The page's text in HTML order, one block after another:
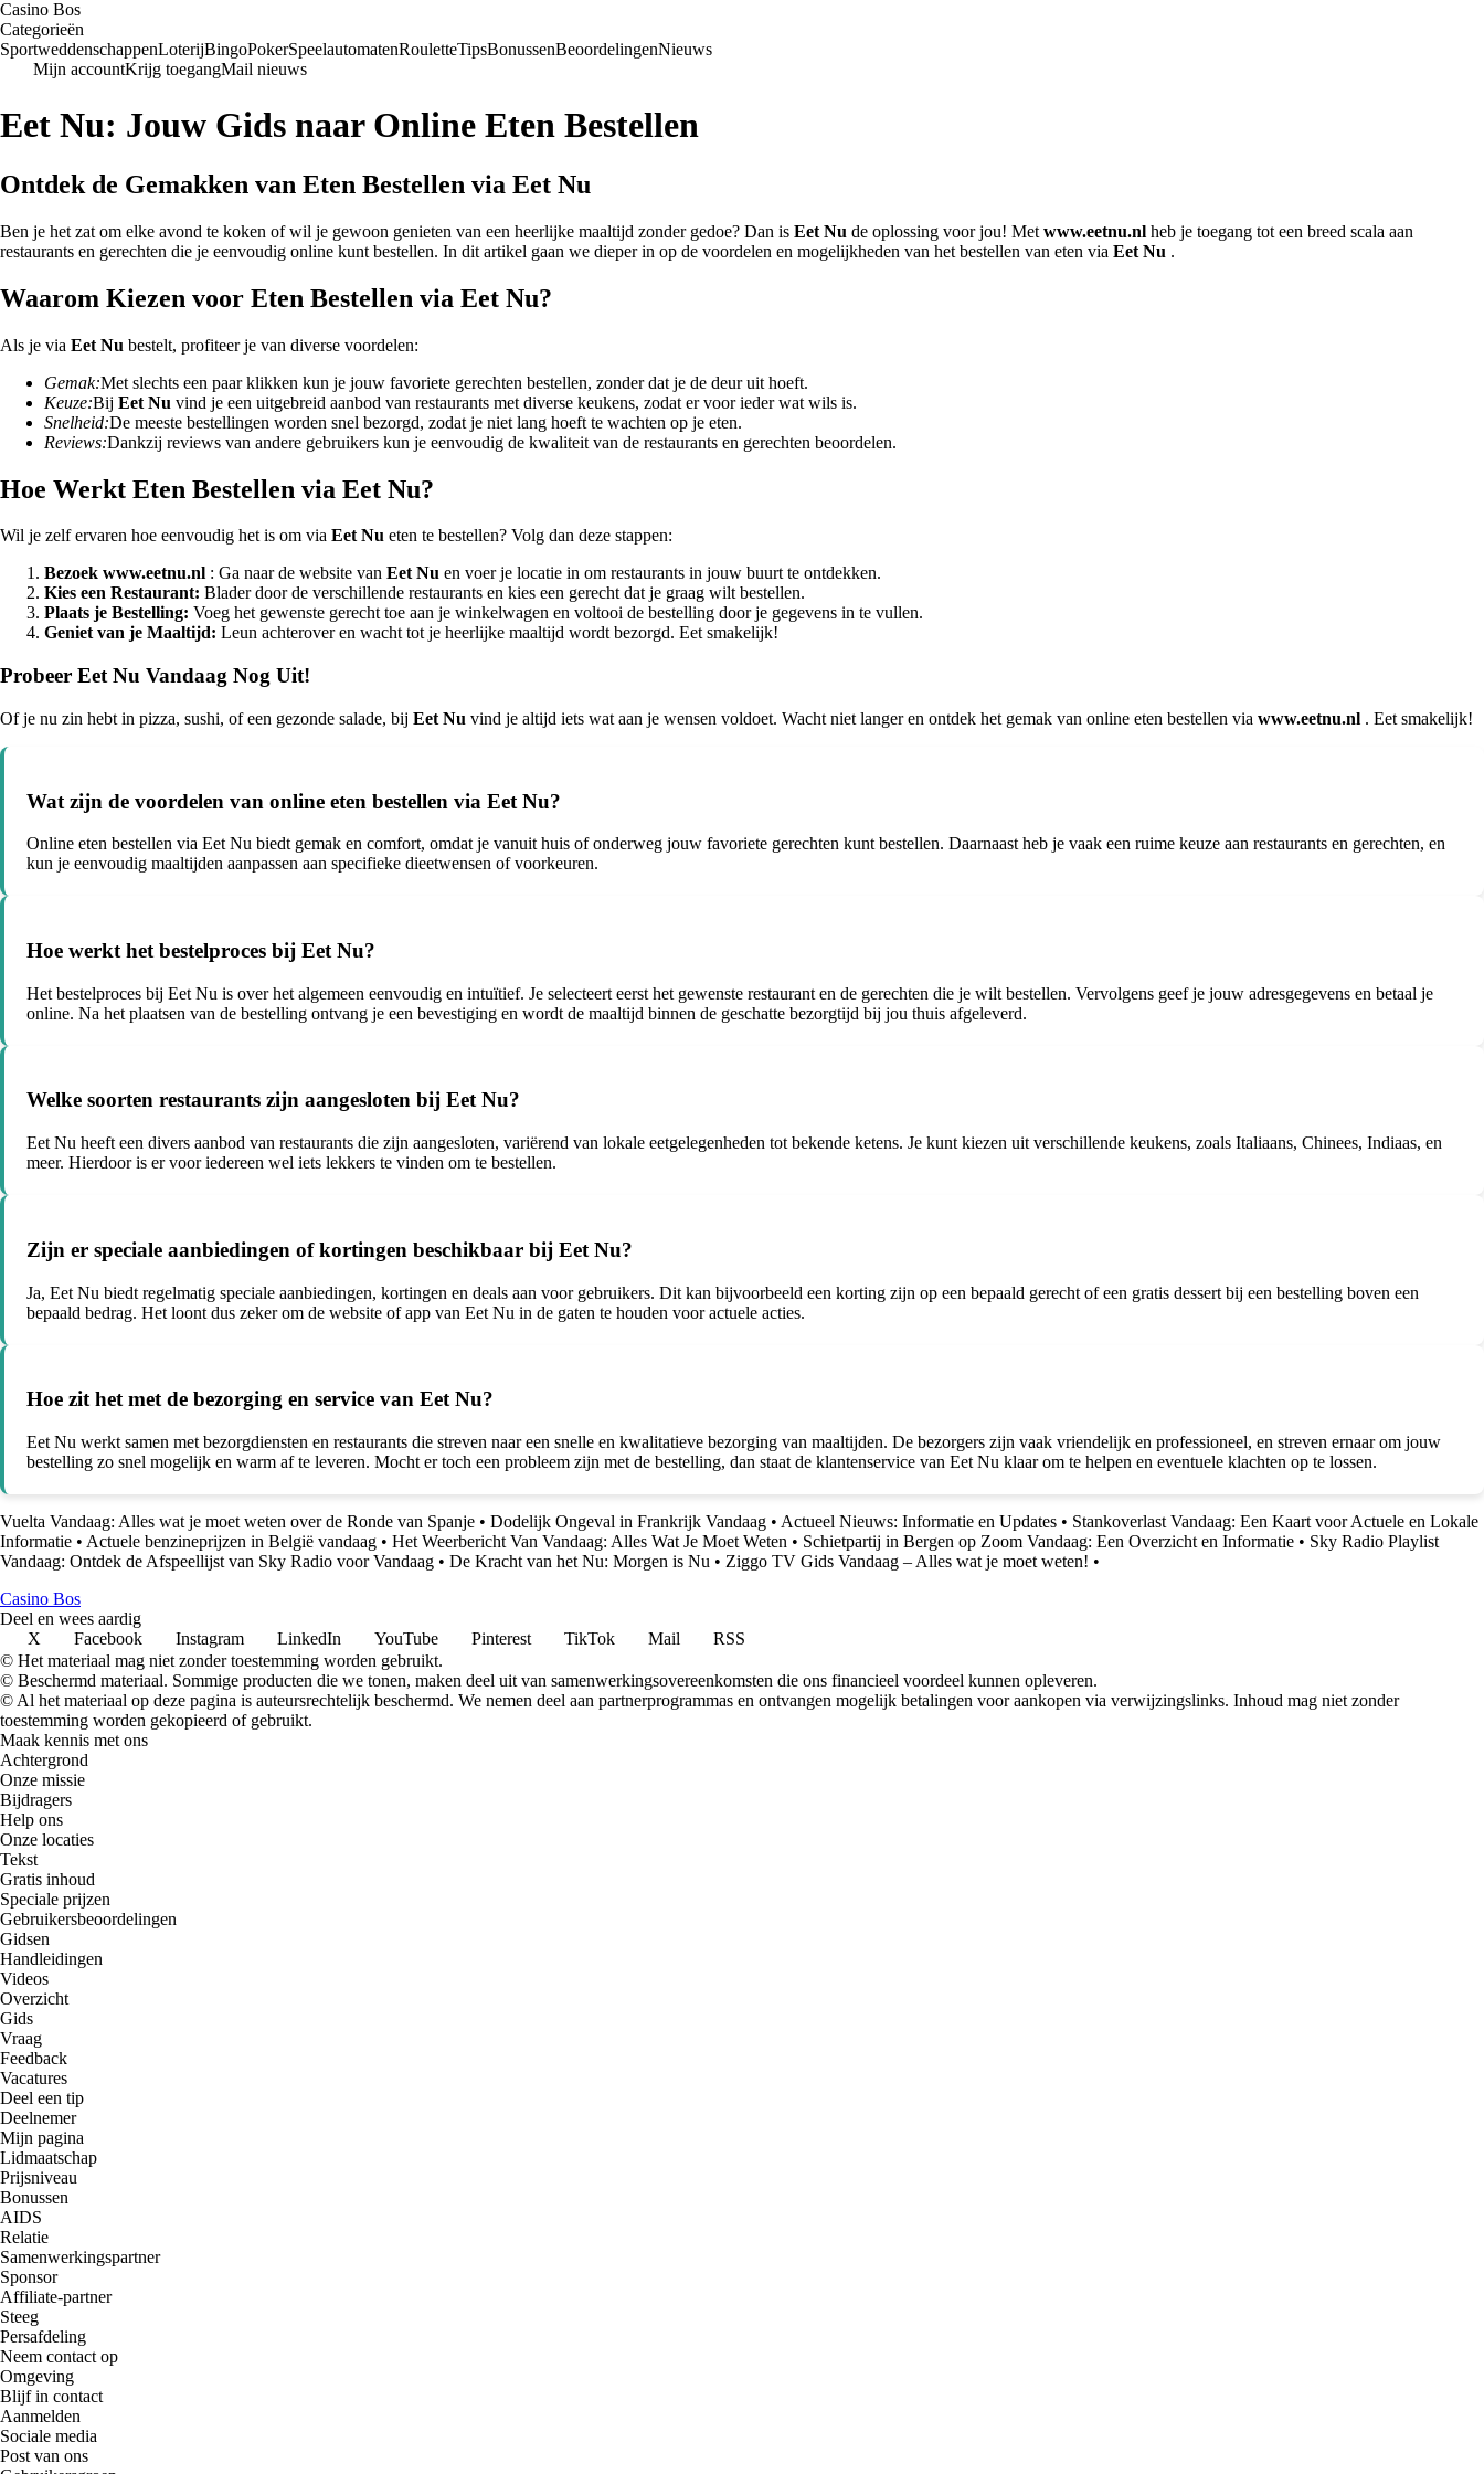
Casino Bos
Categorieën
SportweddenschappenLoterijBingoPokerSpeelautomatenRouletteTipsBonussenBeoordelingenNieuws
Mijn accountKrijg toegangMail nieuws
Eet Nu: Jouw Gids naar Online Eten Bestellen
Ontdek de Gemakken van Eten Bestellen via Eet Nu
Ben je het zat om elke avond te koken of wil je gewoon genieten van een heerlijke maaltijd zonder gedoe? Dan is Eet Nu de oplossing voor jou! Met www.eetnu.nl heb je toegang tot een breed scala aan
restaurants en gerechten die je eenvoudig online kunt bestellen. In dit artikel gaan we dieper in op de voordelen en mogelijkheden van het bestellen van eten via Eet Nu .
Waarom Kiezen voor Eten Bestellen via Eet Nu?
Als je via Eet Nu bestelt, profiteer je van diverse voordelen:
Gemak:Met slechts een paar klikken kun je jouw favoriete gerechten bestellen, zonder dat je de deur uit hoeft.
Keuze:Bij Eet Nu vind je een uitgebreid aanbod van restaurants met diverse keukens, zodat er voor ieder wat wils is.
Snelheid:De meeste bestellingen worden snel bezorgd, zodat je niet lang hoeft te wachten op je eten.
Reviews:Dankzij reviews van andere gebruikers kun je eenvoudig de kwaliteit van de restaurants en gerechten beoordelen.
Hoe Werkt Eten Bestellen via Eet Nu?
Wil je zelf ervaren hoe eenvoudig het is om via Eet Nu eten te bestellen? Volg dan deze stappen:
Bezoek www.eetnu.nl : Ga naar de website van Eet Nu en voer je locatie in om restaurants in jouw buurt te ontdekken.
Kies een Restaurant: Blader door de verschillende restaurants en kies een gerecht dat je graag wilt bestellen.
Plaats je Bestelling: Voeg het gewenste gerecht toe aan je winkelwagen en voltooi de bestelling door je gegevens in te vullen.
Geniet van je Maaltijd: Leun achterover en wacht tot je heerlijke maaltijd wordt bezorgd. Eet smakelijk!
Probeer Eet Nu Vandaag Nog Uit!
Of je nu zin hebt in pizza, sushi, of een gezonde salade, bij Eet Nu vind je altijd iets wat aan je wensen voldoet. Wacht niet langer en ontdek het gemak van online eten bestellen via www.eetnu.nl . Eet smakelijk!
Wat zijn de voordelen van online eten bestellen via Eet Nu?
Online eten bestellen via Eet Nu biedt gemak en comfort, omdat je vanuit huis of onderweg jouw favoriete gerechten kunt bestellen. Daarnaast heb je vaak een ruime keuze aan restaurants en gerechten, en
kun je eenvoudig maaltijden aanpassen aan specifieke dieetwensen of voorkeuren.
Hoe werkt het bestelproces bij Eet Nu?
Het bestelproces bij Eet Nu is over het algemeen eenvoudig en intuïtief. Je selecteert eerst het gewenste restaurant en de gerechten die je wilt bestellen. Vervolgens geef je jouw adresgegevens en betaal je
online. Na het plaatsen van de bestelling ontvang je een bevestiging en wordt de maaltijd binnen de geschatte bezorgtijd bij jou thuis afgeleverd.
Welke soorten restaurants zijn aangesloten bij Eet Nu?
Eet Nu heeft een divers aanbod van restaurants die zijn aangesloten, variërend van lokale eetgelegenheden tot bekende ketens. Je kunt kiezen uit verschillende keukens, zoals Italiaans, Chinees, Indiaas, en
meer. Hierdoor is er voor iedereen wel iets lekkers te vinden om te bestellen.
Zijn er speciale aanbiedingen of kortingen beschikbaar bij Eet Nu?
Ja, Eet Nu biedt regelmatig speciale aanbiedingen, kortingen en deals aan voor gebruikers. Dit kan bijvoorbeeld een korting zijn op een bepaald gerecht of een gratis dessert bij een bestelling boven een
bepaald bedrag. Het loont dus zeker om de website of app van Eet Nu in de gaten te houden voor actuele acties.
Hoe zit het met de bezorging en service van Eet Nu?
Eet Nu werkt samen met bezorgdiensten en restaurants die streven naar een snelle en kwalitatieve bezorging van maaltijden. De bezorgers zijn vaak vriendelijk en professioneel, en streven ernaar om jouw
bestelling zo snel mogelijk en warm af te leveren. Mocht er toch een probleem zijn met de bestelling, dan staat de klantenservice van Eet Nu klaar om te helpen en eventuele klachten op te lossen.
Vuelta Vandaag: Alles wat je moet weten over de Ronde van Spanje • Dodelijk Ongeval in Frankrijk Vandaag • Actueel Nieuws: Informatie en Updates • Stankoverlast Vandaag: Een Kaart voor Actuele en Lokale
Informatie • Actuele benzineprijzen in België vandaag • Het Weerbericht Van Vandaag: Alles Wat Je Moet Weten • Schietpartij in Bergen op Zoom Vandaag: Een Overzicht en Informatie • Sky Radio Playlist
Vandaag: Ontdek de Afspeellijst van Sky Radio voor Vandaag • De Kracht van het Nu: Morgen is Nu • Ziggo TV Gids Vandaag – Alles wat je moet weten! •
Casino Bos
Deel en wees aardig
X
Facebook Instagram LinkedIn YouTube Pinterest TikTok Mail
RSS
© Het materiaal mag niet zonder toestemming worden gebruikt.
© Beschermd materiaal. Sommige producten die we tonen, maken deel uit van samenwerkingsovereenkomsten die ons financieel voordeel kunnen opleveren.
© Al het materiaal op deze pagina is auteursrechtelijk beschermd. We nemen deel aan partnerprogrammas en ontvangen mogelijk betalingen voor aankopen via verwijzingslinks. Inhoud mag niet zonder
toestemming worden gekopieerd of gebruikt.
Maak kennis met ons
Achtergrond
Onze missie
Bijdragers
Help ons
Onze locaties
Tekst
Gratis inhoud
Speciale prijzen
Gebruikersbeoordelingen
Gidsen
Handleidingen
Videos
Overzicht
Gids
Vraag
Feedback
Vacatures
Deel een tip
Deelnemer
Mijn pagina
Lidmaatschap
Prijsniveau
Bonussen
AIDS
Relatie
Samenwerkingspartner
Sponsor
Affiliate-partner
Steeg
Persafdeling
Neem contact op
Omgeving
Blijf in contact
Aanmelden
Sociale media
Post van ons